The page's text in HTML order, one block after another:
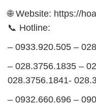
🌐 Website: https://
📞 Hotline:
– 0933.920.505 –
– 028.3756.1835 –
028.3756.1841-
– 0932.660.696 –